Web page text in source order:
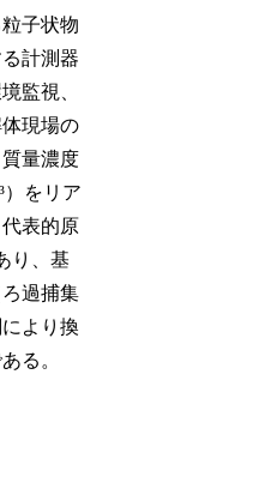
子状物
計測器
監視、
現場の
量濃度
）をリア
表的原
り、基
過捕集
より換
る。